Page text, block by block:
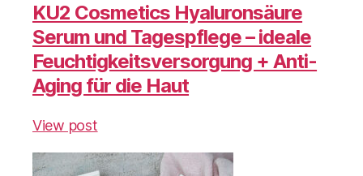
KU2 Cosmetics Hyaluronsäure
Serum und Tagespflege – ideale
Feuchtigkeitsversorgung + Anti-
Aging für die Haut
View post